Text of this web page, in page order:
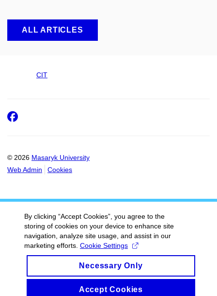
ALL ARTICLES
CIT
© 2026 Masaryk University
Web Admin
Cookies
Facebook
By clicking “Accept Cookies”, you agree to the
storing of cookies on your device to enhance site
navigation, analyze site usage, and assist in our
marketing efforts. Cookie Settings
Necessary Only
Accept Cookies